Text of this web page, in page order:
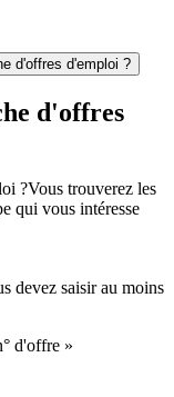
d'offres d'emploi ?
d'offres
?Vous trouverez les
qui vous intéresse
devez saisir au moins
d'offre »